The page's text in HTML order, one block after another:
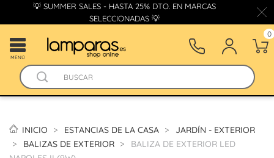
💡 SUMMER SALES - HASTA 25% DTO. EN MARCAS
SELECCIONADAS 💡
MENÚ
0
INICIO ESTANCIAS DE LA CASA
JARDÍN - EXTERIOR
BALIZAS DE EXTERIOR
BALIZA DE EXTERIOR LED